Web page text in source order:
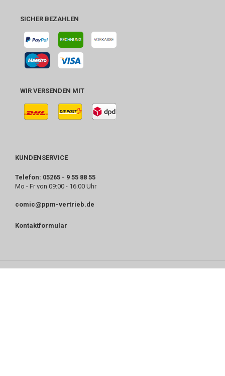
SICHER BEZAHLEN
WIR VERSENDEN MIT
KUNDENSERVICE
Telefon: 05265 - 9 55 88 55
Mo - Fr von 09:00 - 16:00 Uhr
comic@ppm-vertrieb.de
Kontaktformular